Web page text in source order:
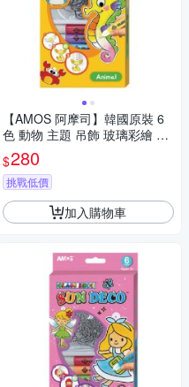
【AMOS 阿摩司】韓國原裝 6
色 動物 主題 吊飾 玻璃彩繪 膠
/ 組 SD10P6-A
$280
挑戰低價
加入購物車